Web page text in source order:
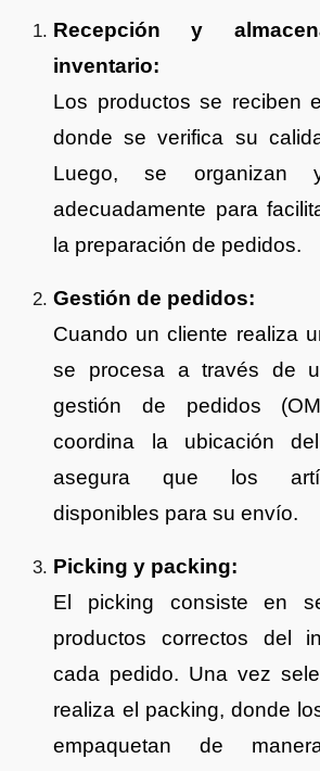
Recepción y
inventario:
Los productos se reciben
donde se verifica su
Luego, se organizan
adecuadamente para
la preparación de pedidos.
Gestión de pedidos:
Cuando un cliente realiza
se procesa a través de
gestión de pedidos
coordina la ubicación
asegura que los
disponibles para su envío.
Picking y packing:
El picking consiste en
productos correctos del
cada pedido. Una vez
realiza el packing, donde
empaquetan de